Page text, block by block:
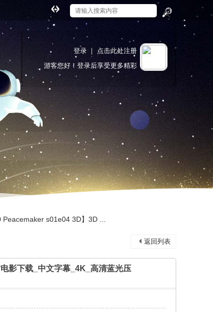
索
切
换
宽
版
登录
点击此处注册
游客您好！登录后享受更多精彩
Peacemaker s01e04 3D】3D ...
返回列表
影下载_中文字幕_4K_高清蓝光压